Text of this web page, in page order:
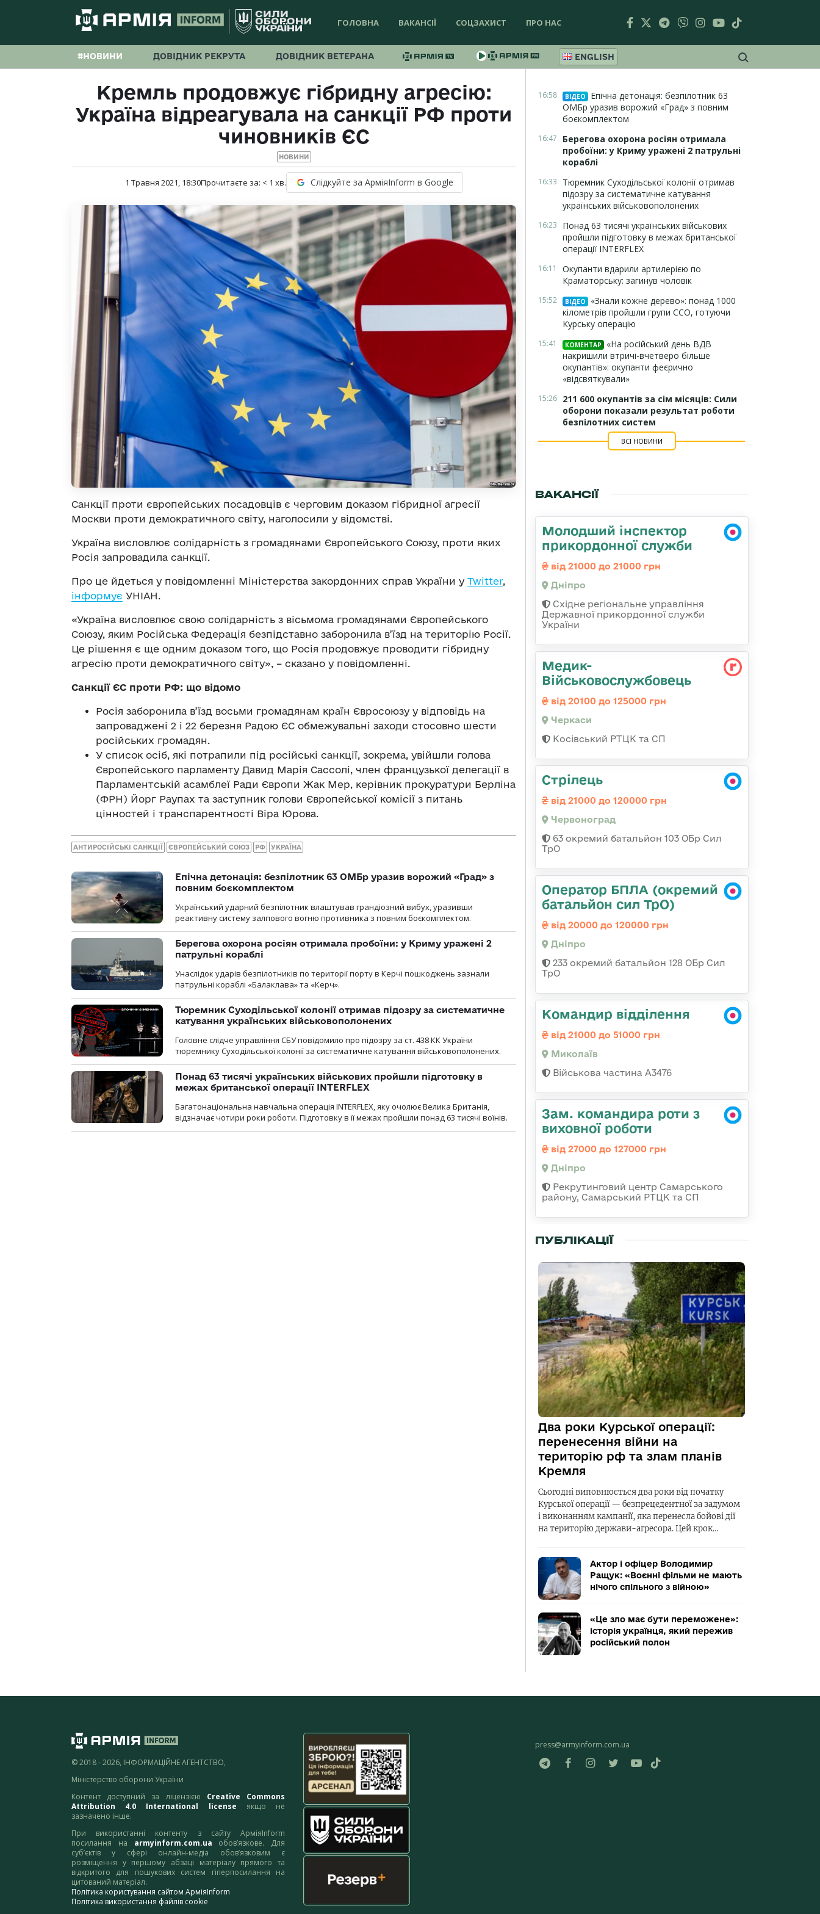
ГОЛОВНА ВАКАНСІЇ СОЦЗАХИСТ ПРО НАС
#НОВИНИ ДОВІДНИК РЕКРУТА ДОВІДНИК ВЕТЕРАНА ENGLISH
Кремль продовжує гібридну агресію:
Україна відреагувала на санкції РФ проти
чиновників ЄС
НОВИНИ
1 Травня 2021, 18:30Прочитаєте за: < 1 хв. Слідкуйте за АрміяInform в Google
Санкції проти європейських посадовців є черговим доказом гібридної агресії
Москви проти демократичного світу, наголосили у відомстві.
Україна висловлює солідарність з громадянами Європейського Союзу, проти яких
Росія запровадила санкції.
Про це йдеться у повідомленні Міністерства закордонних справ України у Twitter,
інформує УНІАН.
«Україна висловлює свою солідарність з вісьмома громадянами Європейського
Союзу, яким Російська Федерація безпідставно заборонила в’їзд на територію Росії.
Це рішення є ще одним доказом того, що Росія продовжує проводити гібридну
агресію проти демократичного світу», – сказано у повідомленні.
Санкції ЄС проти РФ: що відомо
Росія заборонила в’їзд восьми громадянам країн Євросоюзу у відповідь на
запроваджені 2 і 22 березня Радою ЄС обмежувальні заходи стосовно шести
російських громадян.
У список осіб, які потрапили під російські санкції, зокрема, увійшли голова
Європейського парламенту Давид Марія Сассолі, член французької делегації в
Парламентській асамблеї Ради Європи Жак Мер, керівник прокуратури Берліна
(ФРН) Йорг Раупах та заступник голови Європейської комісії з питань
цінностей і транспарентності Віра Юрова.
АНТИРОСІЙСЬКІ САНКЦІЇ ЄВРОПЕЙСЬКИЙ СОЮЗ РФ УКРАЇНА
Епічна детонація: безпілотник 63 ОМБр уразив ворожий «Град» з
повним боєкомплектом
Український ударний безпілотник влаштував грандіозний вибух, уразивши
реактивну систему залпового вогню противника з повним боєкомплектом.
Берегова охорона росіян отримала пробоїни: у Криму уражені 2
патрульні кораблі
Унаслідок ударів безпілотників по території порту в Керчі пошкоджень зазнали
патрульні кораблі «Балаклава» та «Керч».
Тюремник Суходільської колонії отримав підозру за систематичне
катування українських військовополонених
Головне слідче управління СБУ повідомило про підозру за ст. 438 КК України
тюремнику Суходільської колонії за систематичне катування військовополонених.
Понад 63 тисячі українських військових пройшли підготовку в
межах британської операції INTERFLEX
Багатонаціональна навчальна операція INTERFLEX, яку очолює Велика Британія,
відзначає чотири роки роботи. Підготовку в її межах пройшли понад 63 тисячі воїнів.
16:58 ВІДЕО
Епічна детонація: безпілотник 63
ОМБр уразив ворожий «Град» з повним
боєкомплектом
16:47
Берегова охорона росіян отримала
пробоїни: у Криму уражені 2 патрульні
кораблі
16:33
Тюремник Суходільської колонії отримав
підозру за систематичне катування
українських військовополонених
16:23
Понад 63 тисячі українських військових
пройшли підготовку в межах британської
операції INTERFLEX
16:11
Окупанти вдарили артилерією по
Краматорську: загинув чоловік
15:52 ВІДЕО
«Знали кожне дерево»: понад 1000
кілометрів пройшли групи ССО, готуючи
Курську операцію
15:41 КОМЕНТАР
«На російський день ВДВ
накришили втричі-вчетверо більше
окупантів»: окупанти феєрично
«відсвяткували»
15:26 211 600 окупантів за сім місяців: Сили
оборони показали результат роботи
безпілотних систем
ВСІ НОВИНИ
ВАКАНСІЇ
Молодший інспектор
прикордонної служби
від 21000 до 21000 грн
Дніпро
Східне регіональне управління
Державної прикордонної служби
України
Медик-
Військовослужбовець
від 20100 до 125000 грн
Черкаси
Косівський РТЦК та СП
Стрілець
від 21000 до 120000 грн
Червоноград
63 окремий батальйон 103 ОБр Сил
ТрО
Оператор БПЛА (окремий
батальйон сил ТрО)
від 20000 до 120000 грн
Дніпро
233 окремий батальйон 128 ОБр Сил
ТрО
Командир відділення
від 21000 до 51000 грн
Миколаїв
Військова частина А3476
Зам. командира роти з
виховної роботи
від 27000 до 127000 грн
Дніпро
Рекрутинговий центр Самарського
району, Самарський РТЦК та СП
ПУБЛІКАЦІЇ
Два роки Курської операції:
перенесення війни на
територію рф та злам планів
Кремля
Сьогодні виповнюється два роки від початку
Курської операції — безпрецедентної за задумом
і виконанням кампанії, яка перенесла бойові дії
на територію держави-агресора. Цей крок…
Актор і офіцер Володимир
Ращук: «Воєнні фільми не мають
нічого спільного з війною»
«Це зло має бути переможене»:
історія українця, який пережив
російський полон
© 2018 - 2026, ІНФОРМАЦІЙНЕ АГЕНТСТВО,
Міністерство оборони України
Контент доступний за ліцензією Creative Commons
Attribution 4.0 International license якщо не
зазначено інше.
При використанні контенту з сайту АрміяInform
посилання на armyinform.com.ua обов’язкове. Для
суб’єктів у сфері онлайн-медіа обов’язковим є
розміщення у першому абзаці матеріалу прямого та
відкритого для пошукових систем гіперпосилання на
цитований матеріал.
Політика користування сайтом АрміяInform
Політика використання файлів cookie
press@armyinform.com.ua